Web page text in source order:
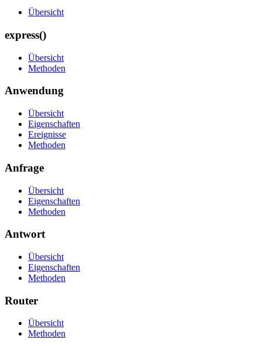
Übersicht
express()
Übersicht
Methoden
Anwendung
Übersicht
Eigenschaften
Ereignisse
Methoden
Anfrage
Übersicht
Eigenschaften
Methoden
Antwort
Übersicht
Eigenschaften
Methoden
Router
Übersicht
Methoden